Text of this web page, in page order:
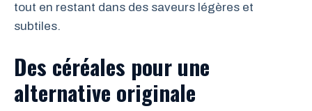
tout en restant dans des saveurs légères et
subtiles.
Des céréales pour une
alternative originale